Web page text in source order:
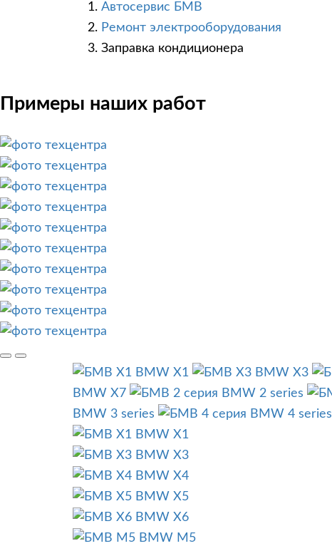
Автосервис БМВ
Ремонт электрооборудования
Заправка кондиционера
Примеры наших работ
BMW X1 BMW X3
BMW X7
BMW 2 series
BMW 3 series
BMW 4 series
BMW X1
BMW X3
BMW X4
BMW X5
BMW X6
BMW M5